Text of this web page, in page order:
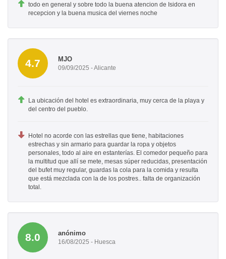
todo en general y sobre todo la buena atencion de Isidora en
recepcion y la buena musica del viernes noche
4.7 MJO
09/09/2025 - Alicante
La ubicación del hotel es extraordinaria, muy cerca de la playa y
del centro del pueblo.
Hotel no acorde con las estrellas que tiene, habitaciones
estrechas y sin armario para guardar la ropa y objetos
personales, todo al aire en estanterías. El comedor pequeño para
la multitud que allí se mete, mesas súper reducidas, presentación
del bufet muy regular, guardas la cola para la comida y resulta
que está mezclada con la de los postres.. falta de organización
total.
8.0 anónimo
16/08/2025 - Huesca